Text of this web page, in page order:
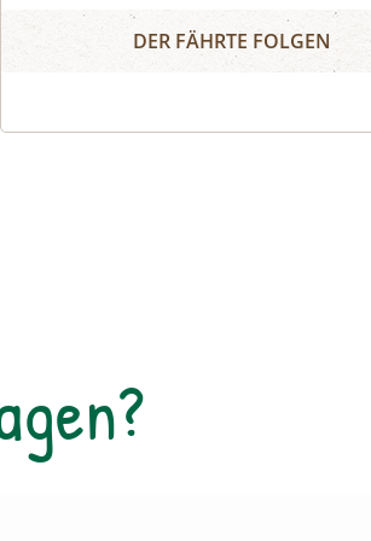
zusammengesetzt. Die Worte können
herumgeschoben oder
Wort Collage
DER FÄHRTE FOLGEN